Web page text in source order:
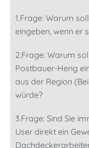
1.Frage: Warum
eingeben, wenn er
2.Frage: Warum
Postbauer-Heng
aus der Region
würde?
3.Frage: Sind Sie
User direkt ein